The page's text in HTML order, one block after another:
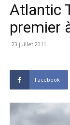
Atlantic
premier
23 juillet 2011
Facebook